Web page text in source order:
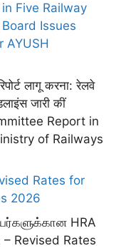
Five Railway
Issues
AYUSH
लागू करना: रेलवे
जारी कीं
Report in
of Railways
Rates for
2026
HRA
Revised Rates